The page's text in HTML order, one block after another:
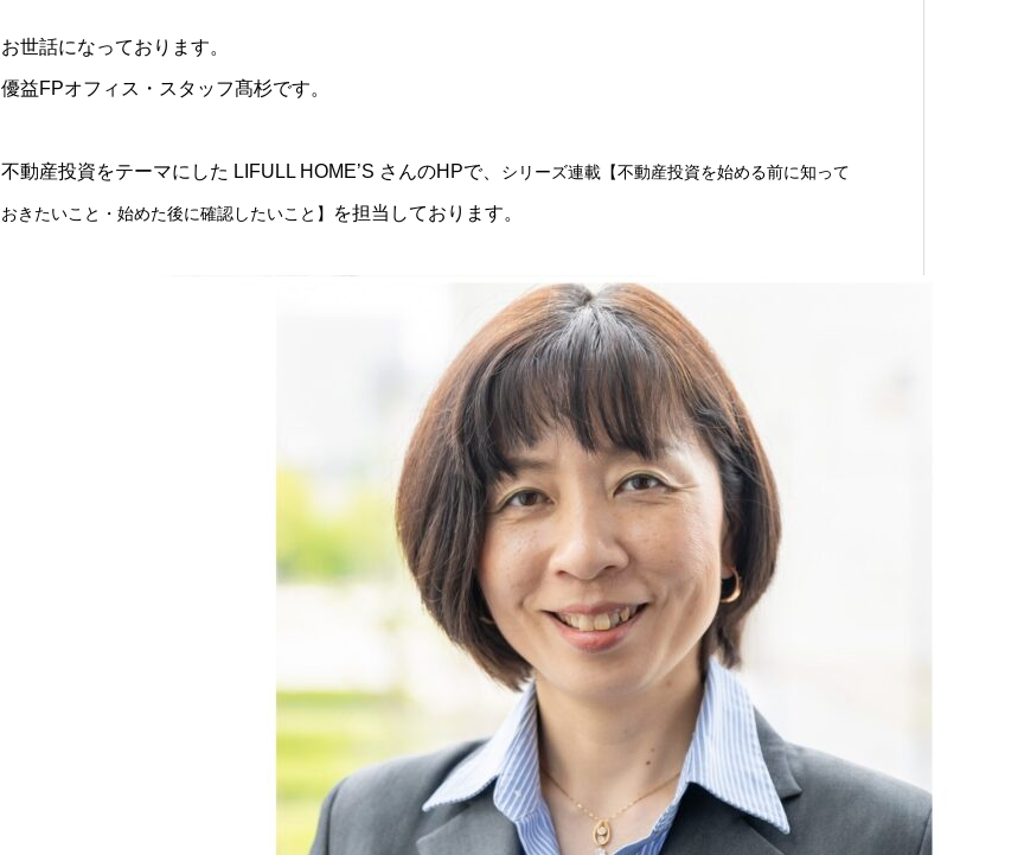
お世話になっております。
優益FPオフィス・スタッフ髙杉です。
不動産投資をテーマにした LIFULL HOME’S さんのHPで、 シリーズ連載 【不動産投資を始める前に知って
おきたいこと・始めた後に確認したいこと】 を担当しております。